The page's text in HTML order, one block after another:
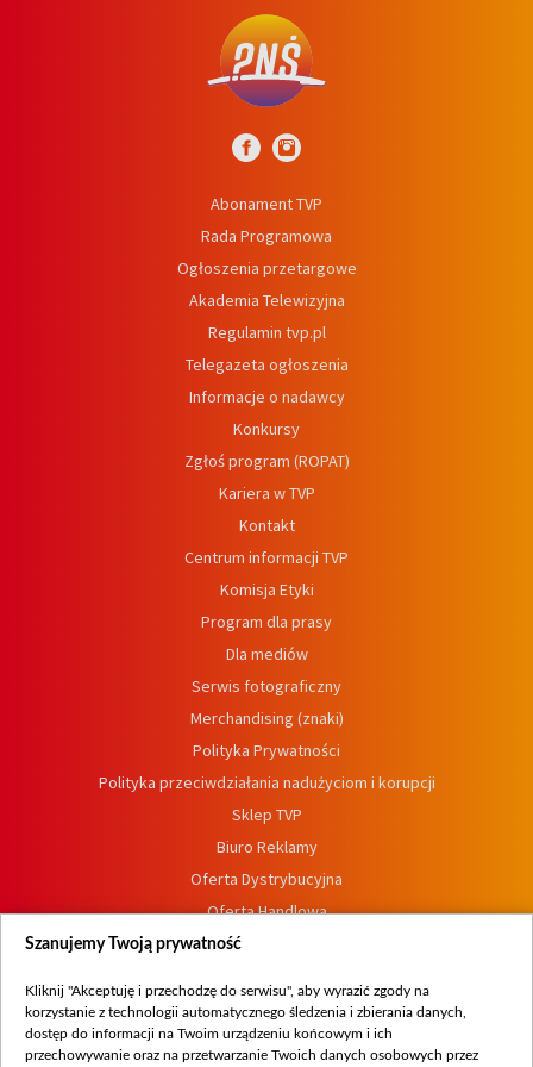
Abonament TVP
Rada Programowa
Ogłoszenia przetargowe
Akademia Telewizyjna
Regulamin tvp.pl
Telegazeta ogłoszenia
Informacje o nadawcy
Konkursy
Zgłoś program (ROPAT)
Kariera w TVP
Kontakt
Centrum informacji TVP
Komisja Etyki
Program dla prasy
Dla mediów
Serwis fotograficzny
Merchandising (znaki)
Polityka Prywatności
Polityka przeciwdziałania nadużyciom i korupcji
Sklep TVP
Biuro Reklamy
Oferta Dystrybucyjna
Oferta Handlowa
Dostępność
Procedura zgłoszeń wewnętrznych
Szanujemy Twoją prywatność
Kliknij "Akceptuję i przechodzę do serwisu", aby wyrazić zgody na
korzystanie z technologii automatycznego śledzenia i zbierania danych,
dostęp do informacji na Twoim urządzeniu końcowym i ich
przechowywanie oraz na przetwarzanie Twoich danych osobowych przez